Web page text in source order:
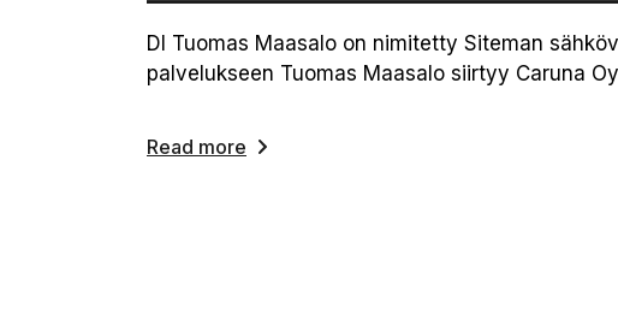
DI Tuomas Maasalo on nimitetty Siteman
palvelukseen Tuomas Maasalo siirtyy Caruna
Read more